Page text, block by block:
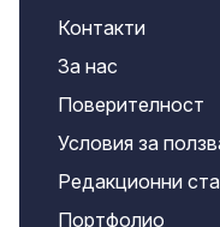
Контакти
За нас
Поверителност
Условия за
Редакционни
Портфолио